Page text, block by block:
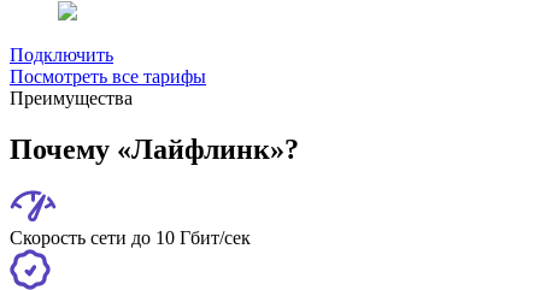
Подключить
Посмотреть все тарифы
Преимущества
Почему «Лайфлинк»?
Скорость сети до 10 Гбит/сек